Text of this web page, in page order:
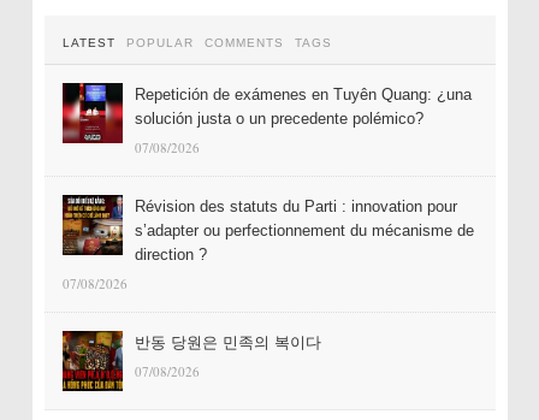
LATEST POPULAR COMMENTS TAGS
Repetición de exámenes en Tuyên Quang: ¿una
solución justa o un precedente polémico?
07/08/2026
Révision des statuts du Parti : innovation pour
s’adapter ou perfectionnement du mécanisme de
direction ?
07/08/2026
반동 당원은 민족의 복이다
07/08/2026